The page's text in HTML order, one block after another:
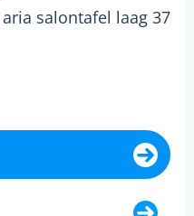
salontafel laag 37